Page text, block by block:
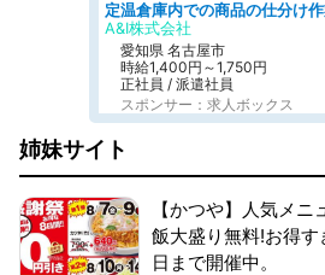
定温倉庫内での商品の仕分け
A&I株式会社
愛知県 名古屋市
時給1,400円～1,750円
正社員 / 派遣社員
スポンサー：求人ボックス
姉妹サイト
【かつや】人気メ
飯大盛り無料!お得
日まで開催中。